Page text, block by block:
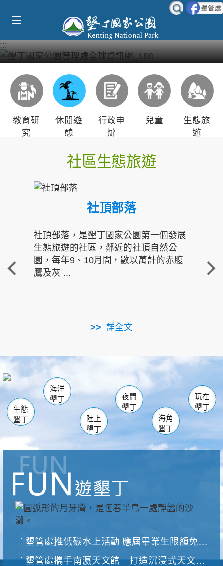
:::
教育研
究
休閒遊
憩
行政申
辦
兒童
生態旅
遊
社區生態旅遊
社頂部落
社頂部落，是墾丁國家公園第一個發展
生態旅遊的社區，鄰近的社頂自然公
園，每年9、10月間，數以萬計的赤腹
鷹及灰 ...
詳全文
重
走進
南仁湖
海生館
恆春 佳樂水
龍鑾潭自然中心 森林遊樂區
瓊麻館
關山 墾管處遊客中心
社頂公園 風吹沙
船帆石
白砂 龍磐公園
香蕉灣
砂島
鵝鑾鼻
生態
墾丁
海洋
墾丁
陸上
墾丁
夜間
墾丁
海角
墾丁
玩在
墾丁
墾管處推低碳水上活動 應屆畢業生限額免費參加
墾管處攜手南瀛天文館 打造沉浸式天文探索營隊